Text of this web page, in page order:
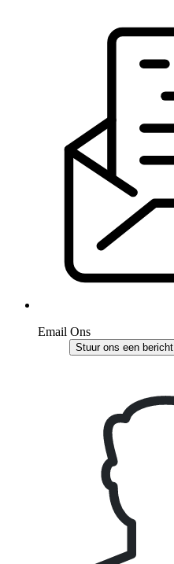
Email Ons
Stuur ons een bericht